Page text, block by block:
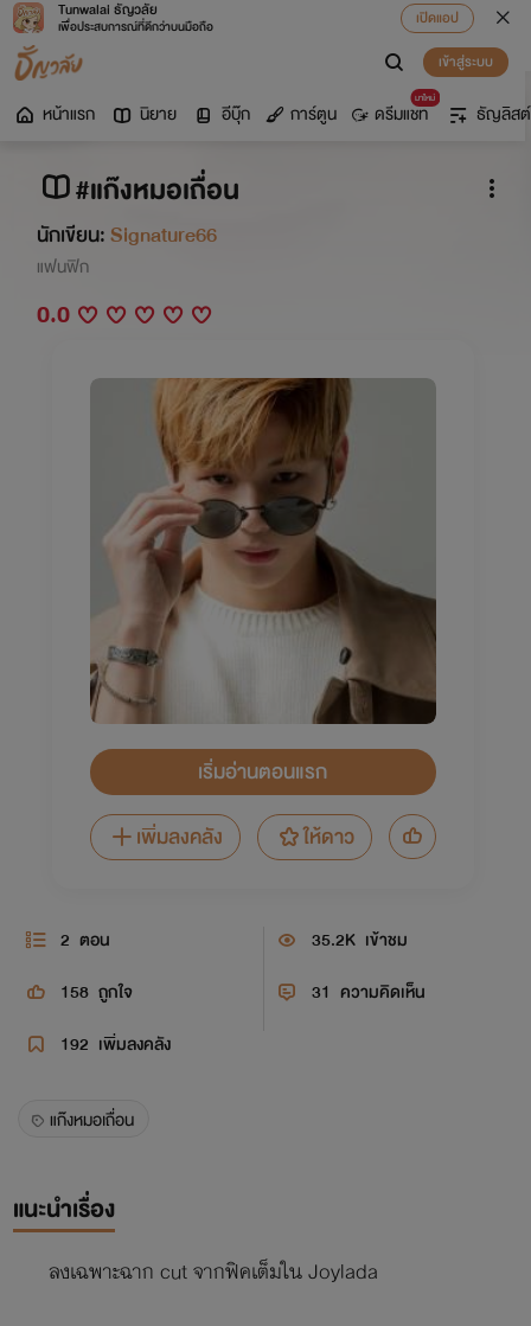
Tunwalai ธัญวลัย
เพื่อประสบการณ์ที่ดีกว่าบนมือถือ
เปิดแอป
เข้าสู่ระบบ
หน้าแรก นิยาย อีบุ๊ก การ์ตูน
มาใหม่
ดรีมแชท ธัญลิสต์
#แก๊งหมอเถื่อน
นักเขียน:Signature66
แฟนฟิก
0.0
เริ่มอ่านตอนแรก
เพิ่มลงคลัง
ให้ดาว
2 ตอน 35.2K เข้าชม
158 ถูกใจ 31 ความคิดเห็น
192 เพิ่มลงคลัง
แก๊งหมอเถื่อน
แนะนำเรื่อง
ลงเฉพาะฉาก cut จากฟิคเต็มใน Joylada